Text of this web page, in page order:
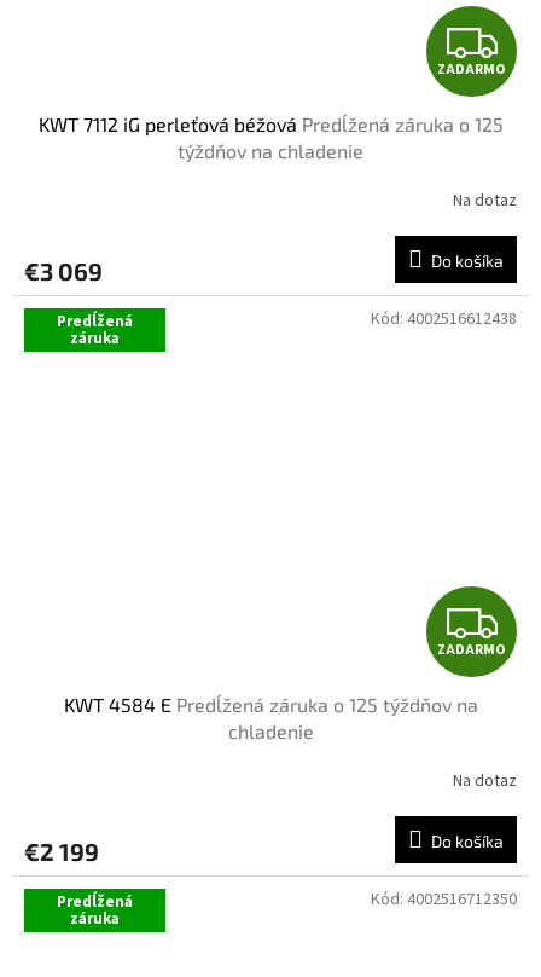
Z
A
D
A
R
M
ZADARMO
KWT 7112 iG perleťová béžová Predĺžená záruka o 125
týždňov na chladenie
Na dotaz
€3 069 Do košíka
Predĺžená
záruka
Z
A
A
R
M
ZADARMO
KWT 4584 E Predĺžená záruka o 125 týždňov na
chladenie
Na dotaz
€2 199 Do košíka
Kód: 4002516612438
Predĺžená
záruka
Kód: 4002516712350